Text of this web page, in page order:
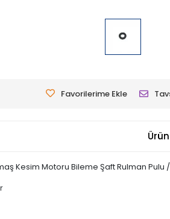
Favorilerime Ekle
Kesim Motoru Bileme Şaft Rulman Pulu /